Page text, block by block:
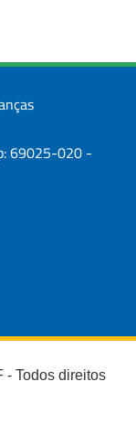
69025-020 -
- Todos direitos